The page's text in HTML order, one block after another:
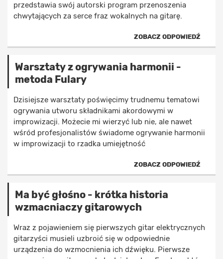
przedstawia swój autorski program przenoszenia
chwytających za serce fraz wokalnych na gitarę.
ZOBACZ ODPOWIEDŹ
Warsztaty z ogrywania harmonii -
metoda Fulary
Dzisiejsze warsztaty poświęcimy trudnemu tematowi
ogrywania utworu składnikami akordowymi w
improwizacji. Możecie mi wierzyć lub nie, ale nawet
wśród profesjonalistów świadome ogrywanie harmonii
w improwizacji to rzadka umiejętność
ZOBACZ ODPOWIEDŹ
Ma być głośno - krótka historia
wzmacniaczy gitarowych
Wraz z pojawieniem się pierwszych gitar elektrycznych
gitarzyści musieli uzbroić się w odpowiednie
urządzenia do wzmocnienia ich dźwięku. Pierwsze